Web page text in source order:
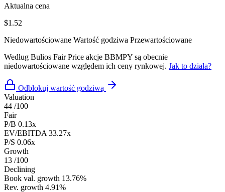
Aktualna cena
$1.52
Niedowartościowane Wartość godziwa Przewartościowane
Według Bulios Fair Price akcje BBMPY są obecnie
niedowartościowane względem ich ceny rynkowej. Jak to działa?
Odblokuj wartość godziwą
Valuation
44 /100
Fair
P/B 0.13x
EV/EBITDA 33.27x
P/S 0.06x
Growth
13 /100
Declining
Book val. growth 13.76%
Rev. growth 4.91%